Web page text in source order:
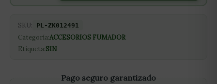
SKU: PL-ZK012491
Categoría:ACCESORIOS FUMADOR
Etiqueta:SIN
Pago seguro garantizado